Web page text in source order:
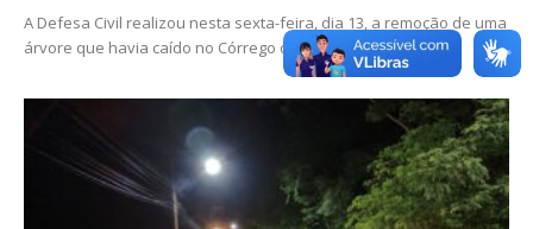
A Defesa Civil realizou nesta sexta-feira, dia 13, a remoção de uma
árvore que havia caído no Córrego da Serra, garantindo a...